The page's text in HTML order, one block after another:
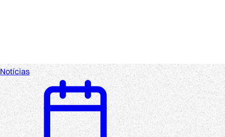
Notícias